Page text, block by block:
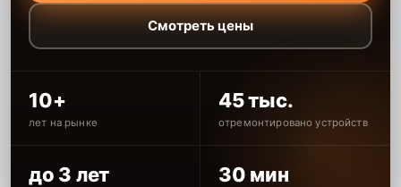
Смотреть цены
10+
лет на рынке
45 тыс.
отремонтировано устройств
до 3 лет 30 мин